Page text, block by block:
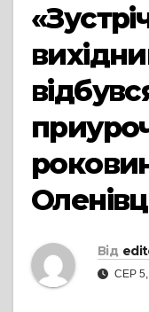
Від
СЕР 5,